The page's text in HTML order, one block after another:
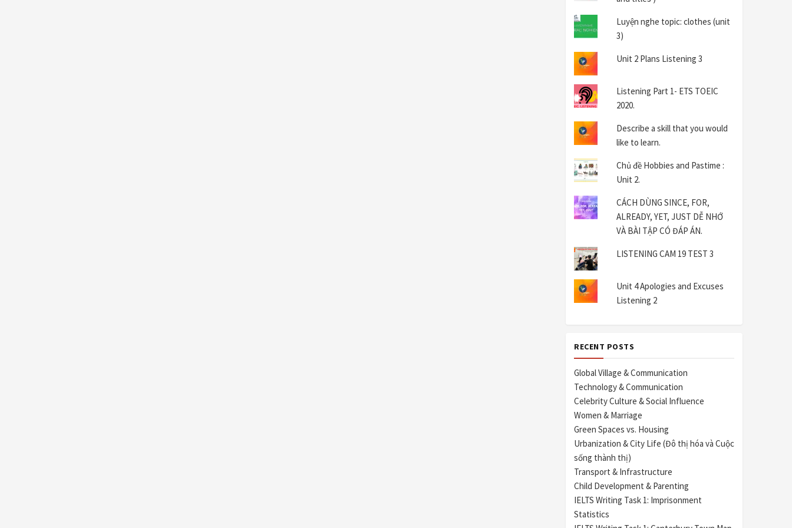
Luyện nghe topic: clothes (unit
3)
Unit 2 Plans Listening 3
Listening Part 1- ETS TOEIC
2020.
Describe a skill that you would
like to learn.
Chủ đề Hobbies and Pastime :
Unit 2.
CÁCH DÙNG SINCE, FOR,
ALREADY, YET, JUST DỄ NHỚ
VÀ BÀI TẬP CÓ ĐÁP ÁN.
LISTENING CAM 19 TEST 3
Unit 4 Apologies and Excuses
Listening 2
RECENT POSTS
Global Village & Communication
Technology & Communication
Celebrity Culture & Social Influence
Women & Marriage
Green Spaces vs. Housing
Urbanization & City Life (Đô thị hóa và Cuộc
sống thành thị)
Transport & Infrastructure
Child Development & Parenting
IELTS Writing Task 1: Imprisonment
Statistics